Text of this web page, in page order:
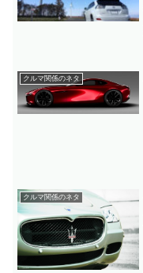
クルマ関係のネタ
クルマ関係のネタ